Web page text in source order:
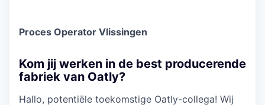
Proces Operator Vlissingen
Kom jij werken in de best producerende
fabriek van Oatly?
Hallo, potentiële toekomstige Oatly-collega! Wij